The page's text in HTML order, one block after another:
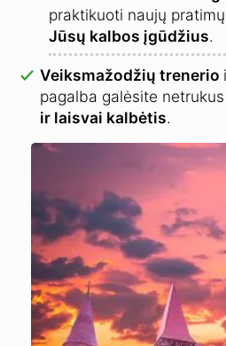
praktikuoti naujų
Jūsų kalbos įgūdžius.
Veiksmažodžių trenerio
pagalba galėsite netrukus
ir laisvai kalbėtis.